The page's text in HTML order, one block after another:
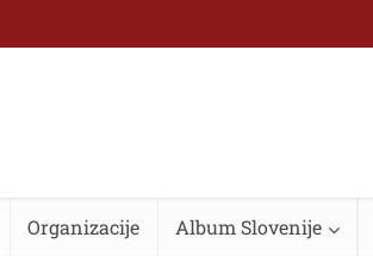
Organizacije Album Slovenije